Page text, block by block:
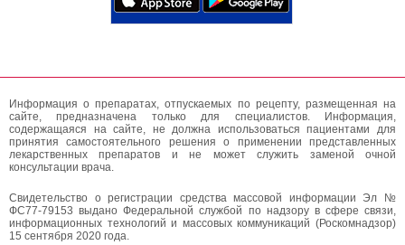
Информация о препаратах, отпускаемых по рецепту, размещенная на
сайте, предназначена только для специалистов. Информация,
содержащаяся на сайте, не должна использоваться пациентами для
принятия самостоятельного решения о применении представленных
лекарственных препаратов и не может служить заменой очной
консультации врача.
Свидетельство о регистрации средства массовой информации Эл №
ФС77-79153 выдано Федеральной службой по надзору в сфере связи,
информационных технологий и массовых коммуникаций (Роскомнадзор)
15 сентября 2020 года.